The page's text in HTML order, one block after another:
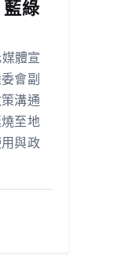
綠
體宣
會副
溝通
至地
與政